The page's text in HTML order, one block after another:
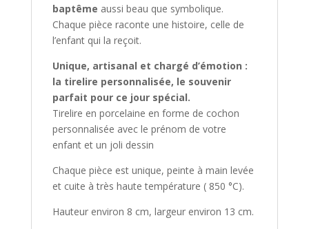
baptême aussi beau que symbolique.
Chaque pièce raconte une histoire, celle de
l’enfant qui la reçoit.
Unique, artisanal et chargé d’émotion :
la tirelire personnalisée, le souvenir
parfait pour ce jour spécial.
Tirelire en porcelaine en forme de cochon
personnalisée avec le prénom de votre
enfant et un joli dessin
Chaque pièce est unique, peinte à main levée
et cuite à très haute température ( 850 °C).
Hauteur environ 8 cm, largeur environ 13 cm.